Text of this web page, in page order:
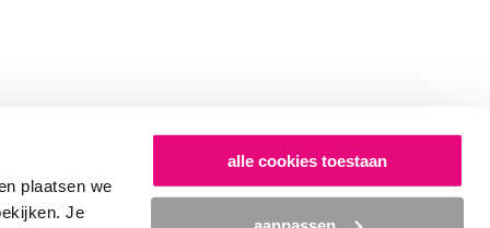
plaatsen we
Je
alle cookies toestaan